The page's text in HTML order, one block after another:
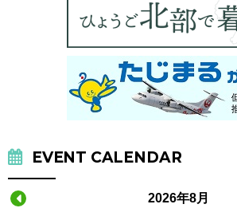
EVENT CALENDAR
2026年8月